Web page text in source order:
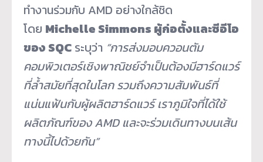
ทำงานร่วมกับ AMD อย่างใกล้ชิด
โดย Michelle Simmons ผู้ก่อตั้งและซีอีโอ
ของ SQC ระบุว่า “การส่งมอบควอนตัม
คอมพิวเตอร์เชิงพาณิชย์จำเป็นต้องมีฮาร์ดแวร์
ที่ล้ำสมัยที่สุดในโลก รวมถึงความสัมพันธ์ที่
แน่นแฟ้นกับผู้ผลิตฮาร์ดแวร์ เราภูมิใจที่ได้ใช้
ผลิตภัณฑ์ของ AMD และจะร่วมเดินทางบนเส้น
ทางนี้ไปด้วยกัน”